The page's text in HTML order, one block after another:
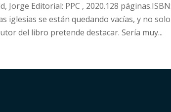
Jorge Editorial: PPC , 2020.128
iglesias se están quedando vacías, y no
del libro pretende destacar. Sería muy...